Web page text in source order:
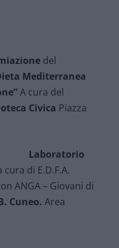
del
Mediterranea
A cura del
Civica Piazza
Laboratorio
cura di E.D.F.A.
ANGA – Giovani di
Cuneo. Area